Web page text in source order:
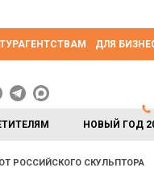
ТУРАГЕНТСТВАМ ДЛЯ
НОВЫЙ ГОД
РОССИЙСКОГО СКУЛЬПТОРА